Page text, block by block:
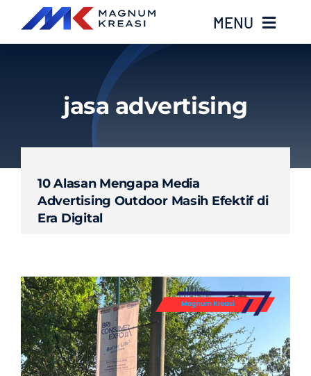
content
MENU
Gallery
Blog
Contact
jasa advertising
10 Alasan Mengapa Media
Advertising Outdoor Masih Efektif di
Era Digital